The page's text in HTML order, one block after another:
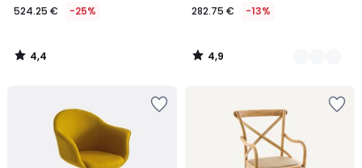
524.25 € -25%
4,4
/
282.75 € -13%
4,9
/